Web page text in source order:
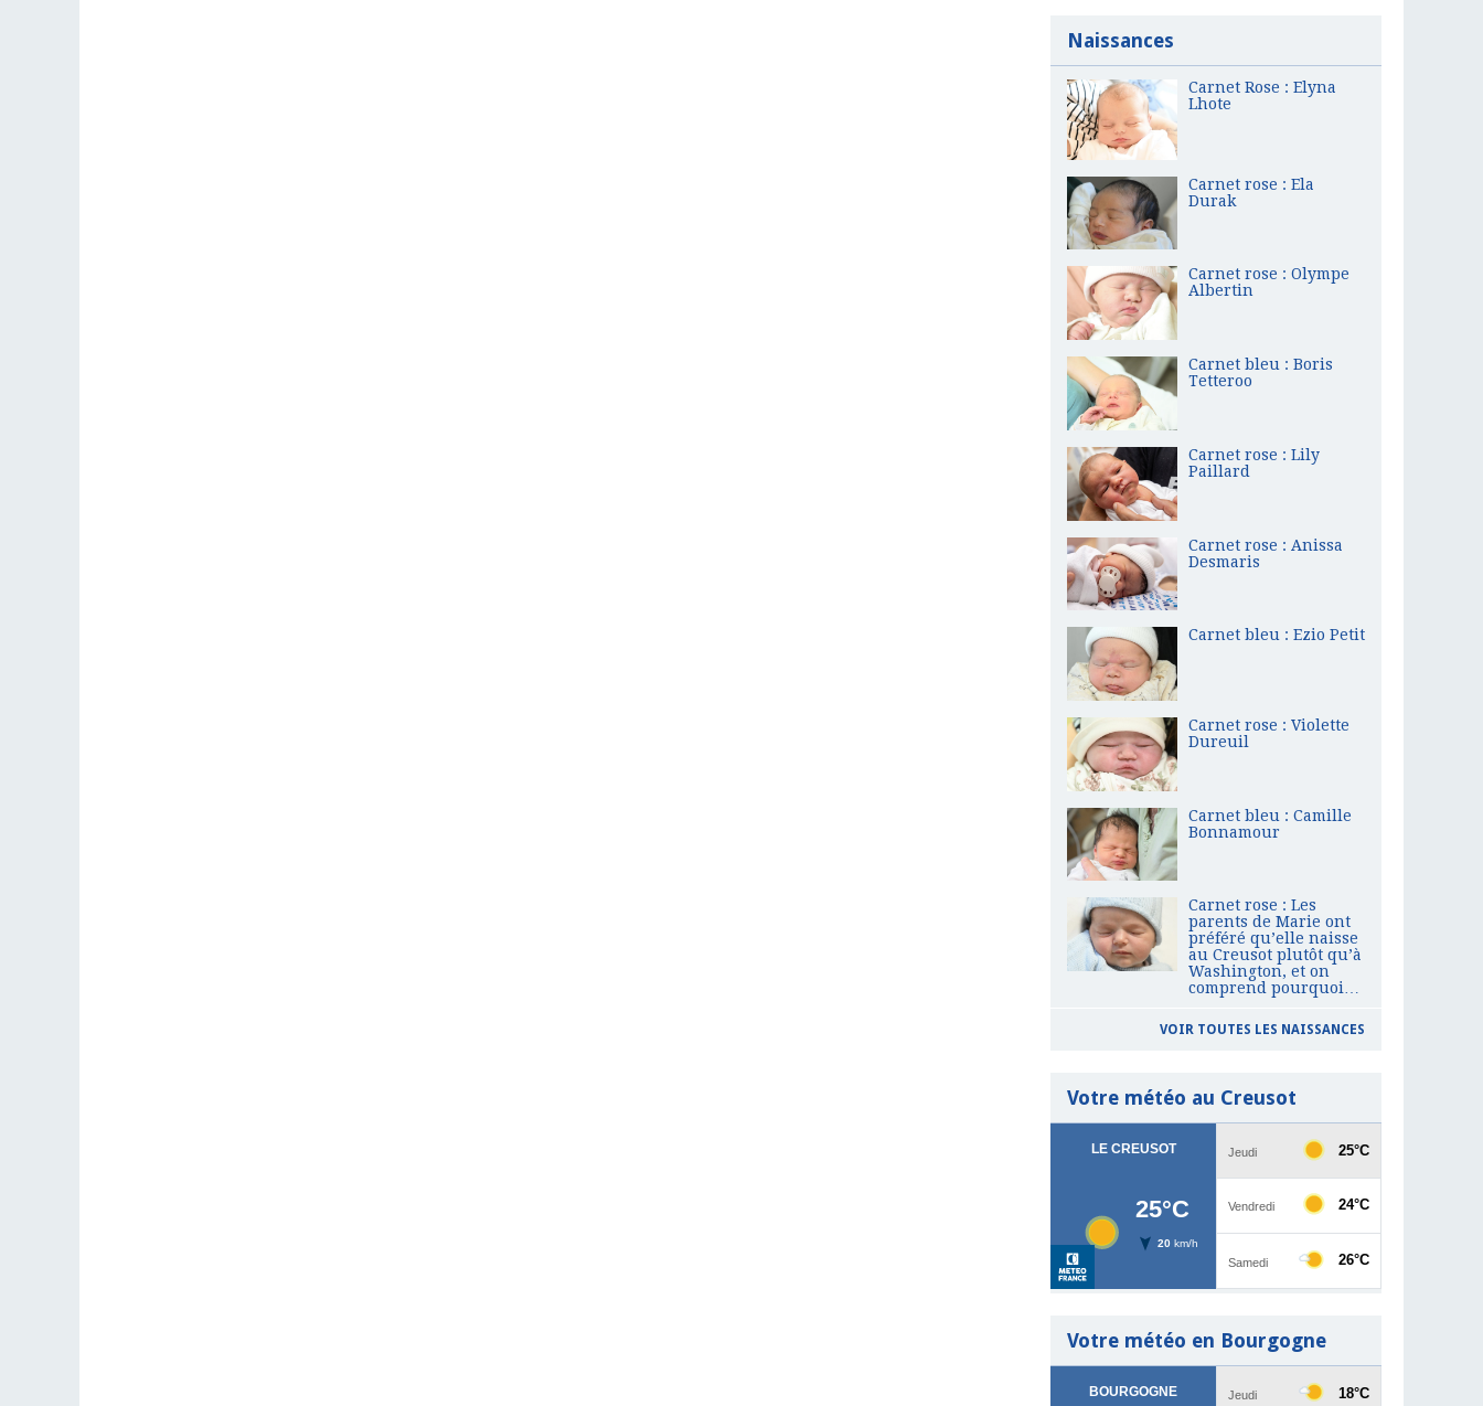
Naissances
Carnet Rose : Elyna
Lhote
Carnet rose : Ela
Durak
Carnet rose : Olympe
Albertin
Carnet bleu : Boris
Tetteroo
Carnet rose : Lily
Paillard
Carnet rose : Anissa
Desmaris
Carnet bleu : Ezio Petit
Carnet rose : Violette
Dureuil
Carnet bleu : Camille
Bonnamour
Carnet rose : Les
parents de Marie ont
préféré qu’elle naisse
au Creusot plutôt qu’à
Washington, et on
comprend pourquoi…
VOIR TOUTES LES NAISSANCES
Votre météo au Creusot
Votre météo en Bourgogne